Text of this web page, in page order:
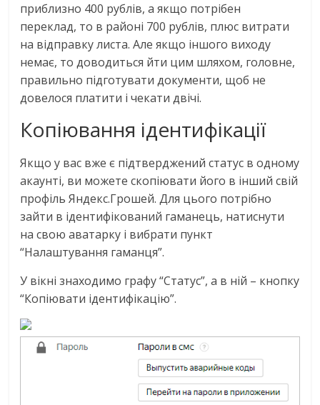
приблизно 400 рублів, а якщо потрібен
переклад, то в районі 700 рублів, плюс витрати
на відправку листа. Але якщо іншого виходу
немає, то доводиться йти цим шляхом, головне,
правильно підготувати документи, щоб не
довелося платити і чекати двічі.
Копіювання ідентифікації
Якщо у вас вже є підтверджений статус в одному
акаунті, ви можете скопіювати його в інший свій
профіль Яндекс.Грошей. Для цього потрібно
зайти в ідентифікований гаманець, натиснути
на свою аватарку і вибрати пункт
“Налаштування гаманця”.
У вікні знаходимо графу “Статус”, а в ній – кнопку
“Копіювати ідентифікацію”.